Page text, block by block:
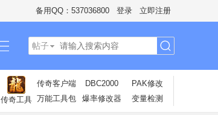
备用QQ：537036800 登录 立即注册
帖子
传奇工具
传奇客户端 DBC2000
PAK修改
万能工具包
爆率修改器 变量检测